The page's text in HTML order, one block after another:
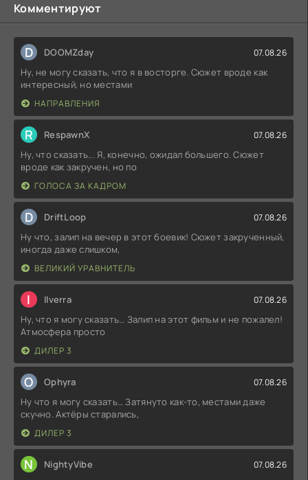
Комментируют
D DOOMZday 07.08.26
Ну, не могу сказать, что я в восторге. Сюжет вроде как
интересный, но местами
НАПРАВЛЕНИЯ
R RespawnX 07.08.26
Ну, что сказать... Я, конечно, ожидал большего. Сюжет
вроде как закручен, но по
ГОЛОСА ЗА КАДРОМ
D DriftLoop 07.08.26
Ну что, залип на вечер в этот боевик! Сюжет закрученный,
иногда даже слишком,
ВЕЛИКИЙ УРАВНИТЕЛЬ
I Ilverra 07.08.26
Ну, что я могу сказать… Залип на этот фильм и не пожалел!
Атмосфера просто
ДИЛЕР 3
O Ophyra 07.08.26
Ну что я могу сказать… Затянуто как-то, местами даже
скучно. Актёры старались,
ДИЛЕР 3
N NightyVibe 07.08.26